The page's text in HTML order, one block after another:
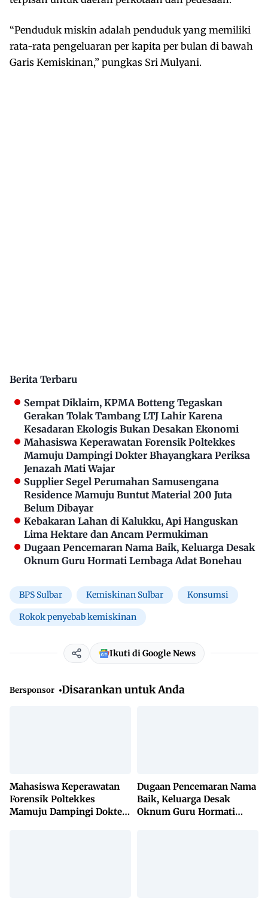
“Penduduk miskin adalah penduduk yang memiliki
rata-rata pengeluaran per kapita per bulan di bawah
Garis Kemiskinan,” pungkas Sri Mulyani.
Berita Terbaru
Sempat Diklaim, KPMA Botteng Tegaskan
Gerakan Tolak Tambang LTJ Lahir Karena
Kesadaran Ekologis Bukan Desakan Ekonomi
Mahasiswa Keperawatan Forensik Poltekkes
Mamuju Dampingi Dokter Bhayangkara Periksa
Jenazah Mati Wajar
Supplier Segel Perumahan Samusengana
Residence Mamuju Buntut Material 200 Juta
Belum Dibayar
Kebakaran Lahan di Kalukku, Api Hanguskan
Lima Hektare dan Ancam Permukiman
Dugaan Pencemaran Nama Baik, Keluarga Desak
Oknum Guru Hormati Lembaga Adat Bonehau
BPS Sulbar Kemiskinan Sulbar Konsumsi
Rokok penyebab kemiskinan
Ikuti di Google News
Bersponsor Disarankan untuk Anda
Mahasiswa Keperawatan
Forensik Poltekkes
Mamuju Dampingi Dokter
Dugaan Pencemaran Nama
Baik, Keluarga Desak
Oknum Guru Hormati